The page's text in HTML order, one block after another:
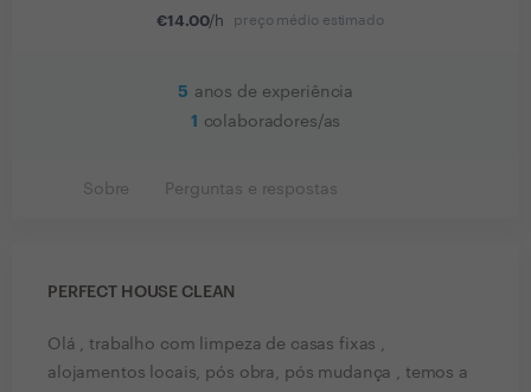
€14.00/h preço médio estimado
5 anos de experiência
1
colaboradores/as
Sobre Perguntas e respostas
PERFECT HOUSE CLEAN
Olá , trabalho com limpeza de casas fixas ,
alojamentos locais, pós obra, pós mudança , temos a